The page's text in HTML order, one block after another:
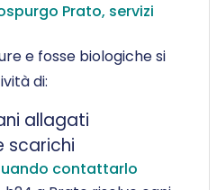
Prato, servizi
e fosse biologiche si
di:
allagati
scarichi
contattarlo